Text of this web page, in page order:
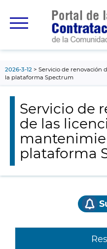
principal
2026-3-12
Servicio de renovación
la plataforma Spectrum
Servicio de
de las
plataforma